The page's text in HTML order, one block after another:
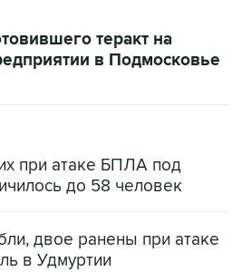
теракт на
в Подмосковье
при атаке БПЛА под
до 58 человек
двое ранены при атаке
в Удмуртии